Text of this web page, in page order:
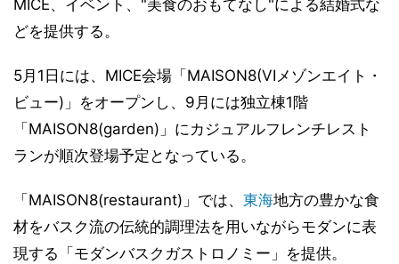
MICE、イベント、"美食のおもてなし"による結婚式な
どを提供する。
5月1日には、MICE会場「MAISON8(VIメゾンエイト・
ビュー)」をオープンし、9月には独立棟1階
「MAISON8(garden)」にカジュアルフレンチレスト
ランが順次登場予定となっている。
「MAISON8(restaurant)」では、 東海地方の豊かな食
材をバスク流の伝統的調理法を用いながらモダンに表
現する「モダンバスクガストロノミー」を提供。